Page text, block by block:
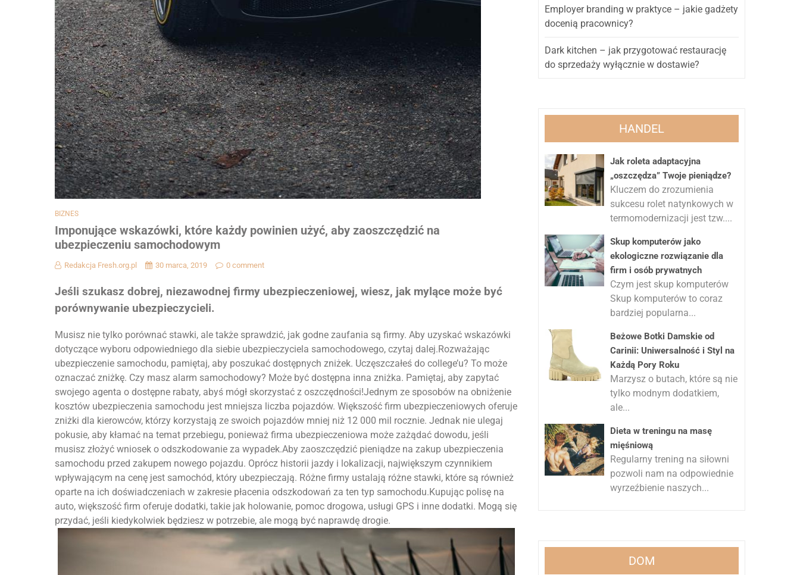
BIZNES
Imponujące wskazówki, które każdy powinien użyć, aby zaoszczędzić na
ubezpieczeniu samochodowym
Redakcja Fresh.org.pl 30 marca, 2019 0 comment
Jeśli szukasz dobrej, niezawodnej firmy ubezpieczeniowej, wiesz, jak mylące może być
porównywanie ubezpieczycieli.
Musisz nie tylko porównać stawki, ale także sprawdzić, jak godne zaufania są firmy. Aby uzyskać wskazówki
dotyczące wyboru odpowiedniego dla siebie ubezpieczyciela samochodowego, czytaj dalej.Rozważając
ubezpieczenie samochodu, pamiętaj, aby poszukać dostępnych zniżek. Uczęszczałeś do college’u? To może
oznaczać zniżkę. Czy masz alarm samochodowy? Może być dostępna inna zniżka. Pamiętaj, aby zapytać
swojego agenta o dostępne rabaty, abyś mógł skorzystać z oszczędności!Jednym ze sposobów na obniżenie
kosztów ubezpieczenia samochodu jest mniejsza liczba pojazdów. Większość firm ubezpieczeniowych oferuje
zniżki dla kierowców, którzy korzystają ze swoich pojazdów mniej niż 12 000 mil rocznie. Jednak nie ulegaj
pokusie, aby kłamać na temat przebiegu, ponieważ firma ubezpieczeniowa może zażądać dowodu, jeśli
musisz złożyć wniosek o odszkodowanie za wypadek.Aby zaoszczędzić pieniądze na zakup ubezpieczenia
samochodu przed zakupem nowego pojazdu. Oprócz historii jazdy i lokalizacji, największym czynnikiem
wpływającym na cenę jest samochód, który ubezpieczają. Różne firmy ustalają różne stawki, które są również
oparte na ich doświadczeniach w zakresie płacenia odszkodowań za ten typ samochodu.Kupując polisę na
auto, większość firm oferuje dodatki, takie jak holowanie, pomoc drogowa, usługi GPS i inne dodatki. Mogą się
przydać, jeśli kiedykolwiek będziesz w potrzebie, ale mogą być naprawdę drogie.
Employer branding w praktyce – jakie gadżety
docenią pracownicy?
Dark kitchen – jak przygotować restaurację
do sprzedaży wyłącznie w dostawie?
HANDEL
Jak roleta adaptacyjna
„oszczędza” Twoje pieniądze?
Kluczem do zrozumienia
sukcesu rolet natynkowych w
termomodernizacji jest tzw....
Skup komputerów jako
ekologiczne rozwiązanie dla
firm i osób prywatnych
Czym jest skup komputerów
Skup komputerów to coraz
bardziej popularna...
Beżowe Botki Damskie od
Carinii: Uniwersalność i Styl na
Każdą Pory Roku
Marzysz o butach, które są nie
tylko modnym dodatkiem,
ale...
Dieta w treningu na masę
mięśniową
Regularny trening na siłowni
pozwoli nam na odpowiednie
wyrzeźbienie naszych...
DOM